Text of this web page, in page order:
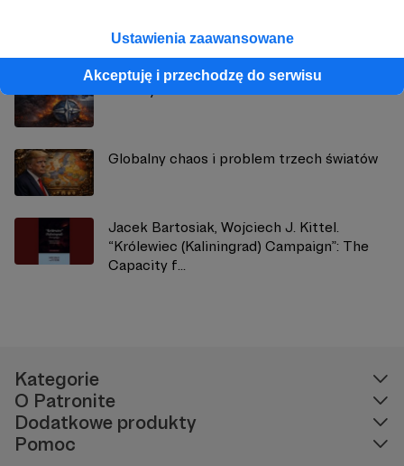
Ustawienia zaawansowane
Akceptuję i przechodzę do serwisu
Zobacz również
Globalny chaos i problem trzech światów
Jacek Bartosiak, Wojciech J. Kittel.
“Królewiec (Kaliningrad) Campaign”: The
Capacity f...
Kategorie
O Patronite
Dodatkowe produkty
Pomoc